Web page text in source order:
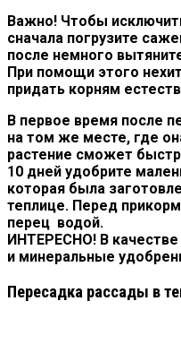
Важно! Чтобы
сначала погрузите
после немного
При помощи этого
придать корням
В первое время после
на том же месте, где
растение сможет
10 дней удобрите
которая была
теплице. Перед
перец водой.
ИНТЕРЕСНО! В
и минеральные
Пересадка рассады в